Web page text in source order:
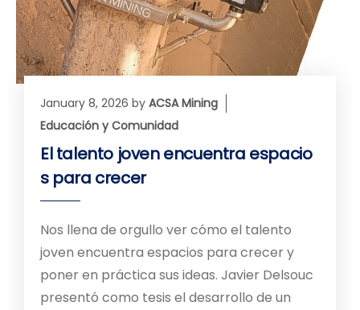
January 8, 2026 by ACSA Mining
Educación y Comunidad
El talento joven encuentra espacio
s para crecer
Nos llena de orgullo ver cómo el talento
joven encuentra espacios para crecer y
poner en práctica sus ideas. Javier Delsouc
presentó como tesis el desarrollo de un